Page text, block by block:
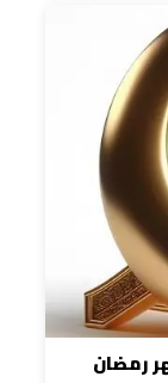
رمضان